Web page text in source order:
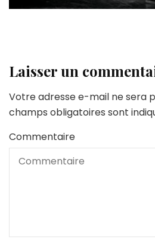
Laisser un
Votre adresse e-mail ne sera
champs obligatoires sont
Commentaire